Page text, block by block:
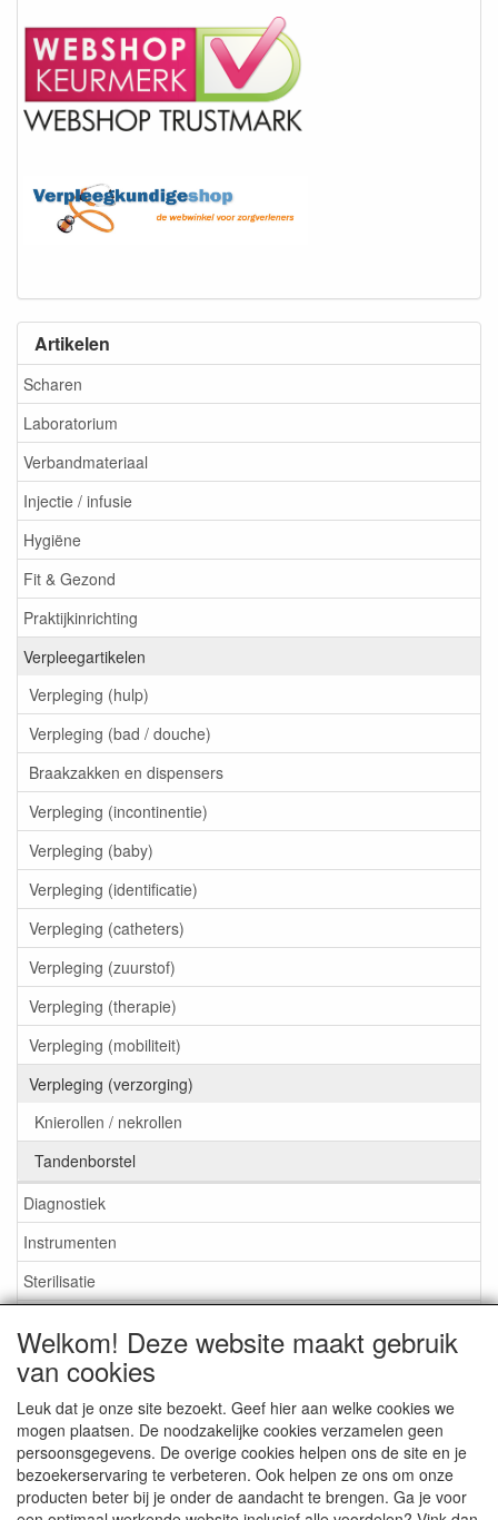
Artikelen
Scharen
Laboratorium
Verbandmateriaal
Injectie / infusie
Hygiëne
Fit & Gezond
Praktijkinrichting
Verpleegartikelen
Verpleging (hulp)
Verpleging (bad / douche)
Braakzakken en dispensers
Verpleging (incontinentie)
Verpleging (baby)
Verpleging (identificatie)
Verpleging (catheters)
Verpleging (zuurstof)
Verpleging (therapie)
Verpleging (mobiliteit)
Verpleging (verzorging)
Knierollen / nekrollen
Tandenborstel
Diagnostiek
Instrumenten
Sterilisatie
Aktieartikelen
Medisan Trading te Alblasserdam. Alle genoemde prijzen zijn
inclusief BTW enexclusief verzendkostentenzij anders
Welkom! Deze website maakt gebruik
van cookies
Leuk dat je onze site bezoekt. Geef hier aan welke cookies we
mogen plaatsen. De noodzakelijke cookies verzamelen geen
persoonsgegevens. De overige cookies helpen ons de site en je
bezoekerservaring te verbeteren. Ook helpen ze ons om onze
producten beter bij je onder de aandacht te brengen. Ga je voor